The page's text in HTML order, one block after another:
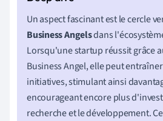
Un aspect fascinant est le cercle
Business Angelsdans
Lorsqu'une startup réussit grâce
Business Angel, elle peut
initiatives, stimulant ainsi
encourageant encore plus
recherche et le développement.